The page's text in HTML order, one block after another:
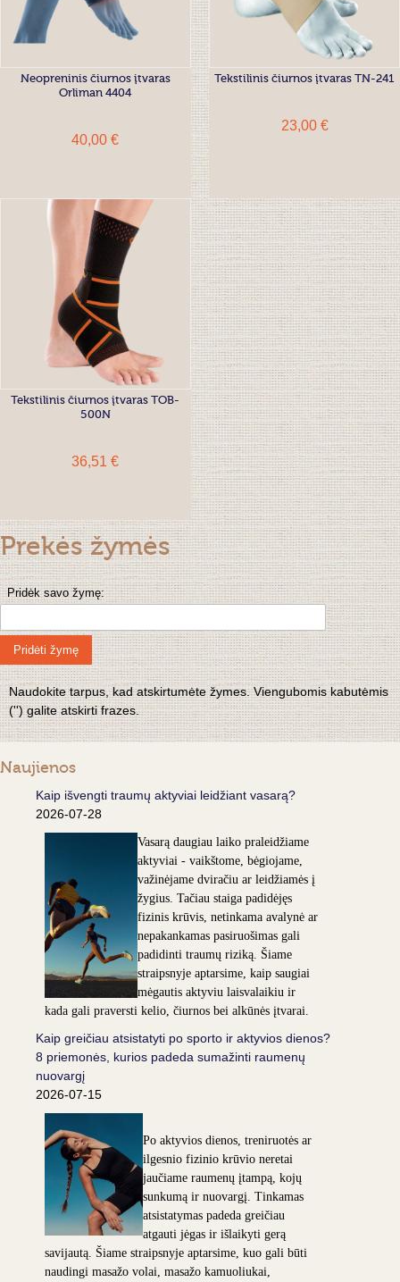
Neopreninis čiurnos įtvaras
Orliman 4404
40,00 €
Tekstilinis čiurnos įtvaras TN-241
23,00 €
Tekstilinis čiurnos įtvaras TOB-
500N
36,51 €
Prekės žymės
Pridėk savo žymę:
Pridėti žymę
Naudokite tarpus, kad atskirtumėte žymes. Viengubomis kabutėmis
('') galite atskirti frazes.
Naujienos
Kaip išvengti traumų aktyviai leidžiant vasarą?
2026-07-28
Vasarą daugiau laiko praleidžiame
aktyviai - vaikštome, bėgiojame,
važinėjame dviračiu ar leidžiamės į
žygius. Tačiau staiga padidėjęs
fizinis krūvis, netinkama avalynė ar
nepakankamas pasiruošimas gali
padidinti traumų riziką. Šiame
straipsnyje aptarsime, kaip saugiai
mėgautis aktyviu laisvalaikiu ir
kada gali praversti kelio, čiurnos bei alkūnės įtvarai.
Kaip greičiau atsistatyti po sporto ir aktyvios dienos?
8 priemonės, kurios padeda sumažinti raumenų
nuovargį
2026-07-15
Po aktyvios dienos, treniruotės ar
ilgesnio fizinio krūvio neretai
jaučiame raumenų įtampą, kojų
sunkumą ir nuovargį. Tinkamas
atsistatymas padeda greičiau
atgauti jėgas ir išlaikyti gerą
savijautą. Šiame straipsnyje aptarsime, kuo gali būti
naudingi masažo volai, masažo kamuoliukai,